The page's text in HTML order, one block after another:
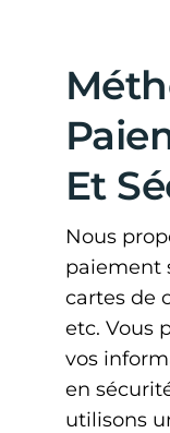
Et
Nous
paiement
cartes de
etc. Vous
vos
en
utilisons